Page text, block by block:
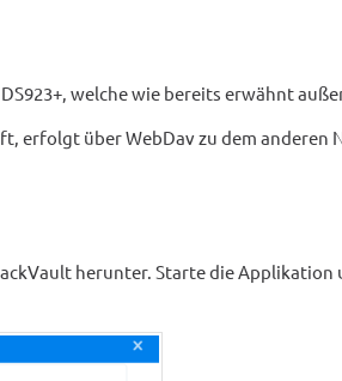
welche wie bereits erwähnt
erfolgt über WebDav zu dem anderen
herunter. Starte die